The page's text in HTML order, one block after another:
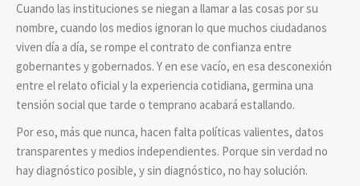
Cuando las instituciones se niegan a llamar a las cosas por su
nombre, cuando los medios ignoran lo que muchos ciudadanos
viven día a día, se rompe el contrato de confianza entre
gobernantes y gobernados. Y en ese vacío, en esa desconexión
entre el relato oficial y la experiencia cotidiana, germina una
tensión social que tarde o temprano acabará estallando.
Por eso, más que nunca, hacen falta políticas valientes, datos
transparentes y medios independientes. Porque sin verdad no
hay diagnóstico posible, y sin diagnóstico, no hay solución.